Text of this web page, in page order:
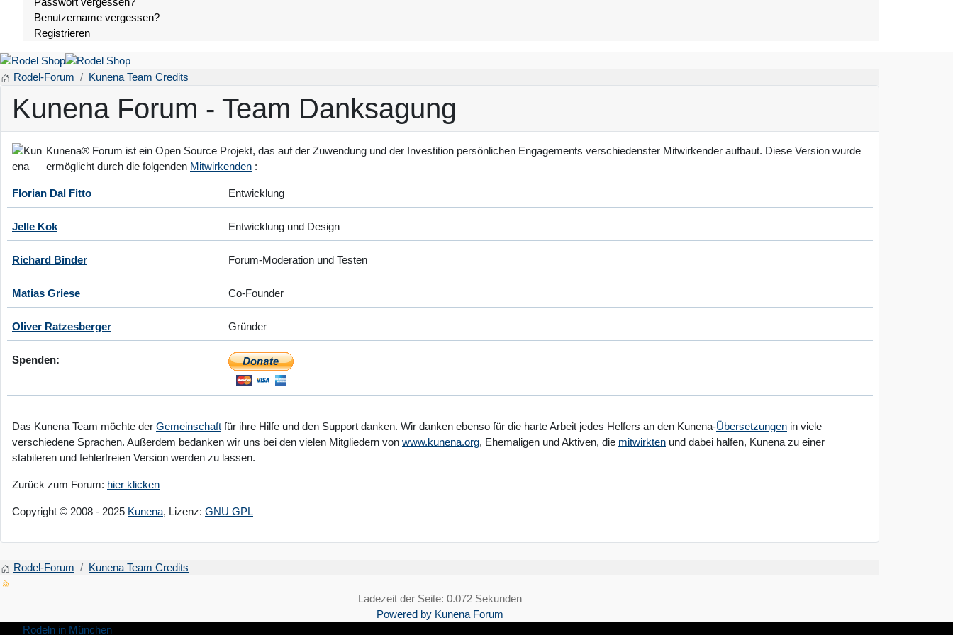
Benutzername vergessen?
Registrieren
Rodel-Forum Kunena Team Credits
Kunena Forum - Team Danksagung
Kunena® Forum ist ein Open Source Projekt, das auf der Zuwendung und der Investition persönlichen Engagements verschiedenster Mitwirkender aufbaut. Diese Version wurde
ermöglicht durch die folgenden Mitwirkenden :
Florian Dal Fitto Entwicklung
Jelle Kok Entwicklung und Design
Richard Binder Forum-Moderation und Testen
Matias Griese Co-Founder
Oliver Ratzesberger Gründer
Spenden:
Das Kunena Team möchte der Gemeinschaft für ihre Hilfe und den Support danken. Wir danken ebenso für die harte Arbeit jedes Helfers an den Kunena-Übersetzungen in viele
verschiedene Sprachen. Außerdem bedanken wir uns bei den vielen Mitgliedern von www.kunena.org, Ehemaligen und Aktiven, die mitwirkten und dabei halfen, Kunena zu einer
stabileren und fehlerfreien Version werden zu lassen.
Zurück zum Forum: hier klicken
Copyright © 2008 - 2025 Kunena, Lizenz: GNU GPL
Rodel-Forum Kunena Team Credits
Ladezeit der Seite: 0.072 Sekunden
Powered by Kunena Forum
Rodeln in München